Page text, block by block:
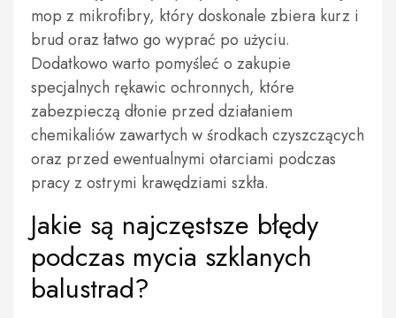
mop z mikrofibry, który doskonale zbiera kurz i
brud oraz łatwo go wyprać po użyciu.
Dodatkowo warto pomyśleć o zakupie
specjalnych rękawic ochronnych, które
zabezpieczą dłonie przed działaniem
chemikaliów zawartych w środkach czyszczących
oraz przed ewentualnymi otarciami podczas
pracy z ostrymi krawędziami szkła.
Jakie są najczęstsze błędy
podczas mycia szklanych
balustrad?